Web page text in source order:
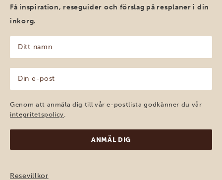
Få inspiration, reseguider och förslag på resplaner i din
inkorg.
namn
(Obligatoriskt)
post
(Obligatoriskt)
Genom att anmäla dig till vår e-postlista godkänner du vår
integritetspolicy
Resevillkor